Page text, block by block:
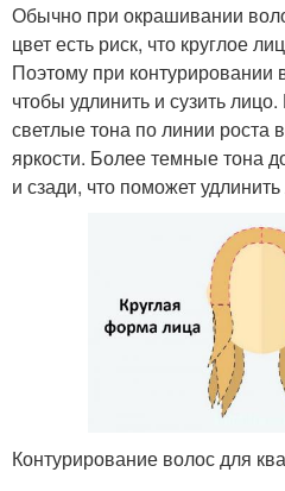
Обычно при окрашивании
цвет есть риск, что круглое
Поэтому при контурировании
чтобы удлинить и сузить
светлые тона по линии роста
яркости. Более темные тона
и сзади, что поможет
Контурирование волос для